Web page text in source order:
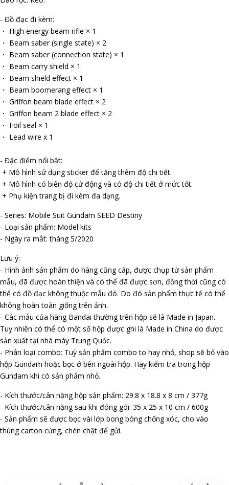
- Đồ đạc đi kèm:
・ High energy beam rifle × 1
・ Beam saber (single state) × 2
・ Beam saber (connection state) × 1
・ Beam carry shield × 1
・ Beam shield effect × 1
・ Beam boomerang effect × 1
・ Griffon beam blade effect × 2
・ Griffon beam 2 blade effect × 2
・ Foil seal × 1
・ Lead wire x 1
- Đặc điểm nổi bật:
+ Mô hình sử dụng sticker để tăng thêm độ chi tiết.
+ Mô hình có biên độ cử động và có độ chi tiết ở mức tốt.
+ Phụ kiện trang bị đi kèm đa dạng.
- Series: Mobile Suit Gundam SEED Destiny
- Loại sản phẩm: Model kits
- Ngày ra mắt: tháng 5/2020
Lưu ý:
- Hình ảnh sản phẩm do hãng cũng cấp, được chụp từ sản phẩm
mẫu, đã được hoàn thiện và có thể đã được sơn, đồng thời cũng có
thể có đồ đạc không thuộc mẫu đó. Do đó sản phẩm thực tế có thể
không hoàn toàn giống trên ảnh.
- Các mẫu của hãng Bandai thường trên hộp sẽ là Made in Japan.
Tuy nhiên có thể có một số hộp được ghi là Made in China do được
sản xuất tại nhà máy Trung Quốc.
- Phân loại combo: Tuỳ sản phẩm combo to hay nhỏ, shop sẽ bỏ vào
hộp Gundam hoặc bọc ở bên ngoài hộp. Hãy kiểm tra trong hộp
Gundam khi có sản phẩm nhỏ.
- Kích thước/cân nặng hộp sản phẩm: 29.8 x 18.8 x 8 cm / 377g
- Kích thước/cân nặng sau khi đóng gói: 35 x 25 x 10 cm / 600g
- Sản phẩm sẽ được bọc vài lớp bong bóng chống xóc, cho vào
thùng carton cứng, chèn chặt để gửi.